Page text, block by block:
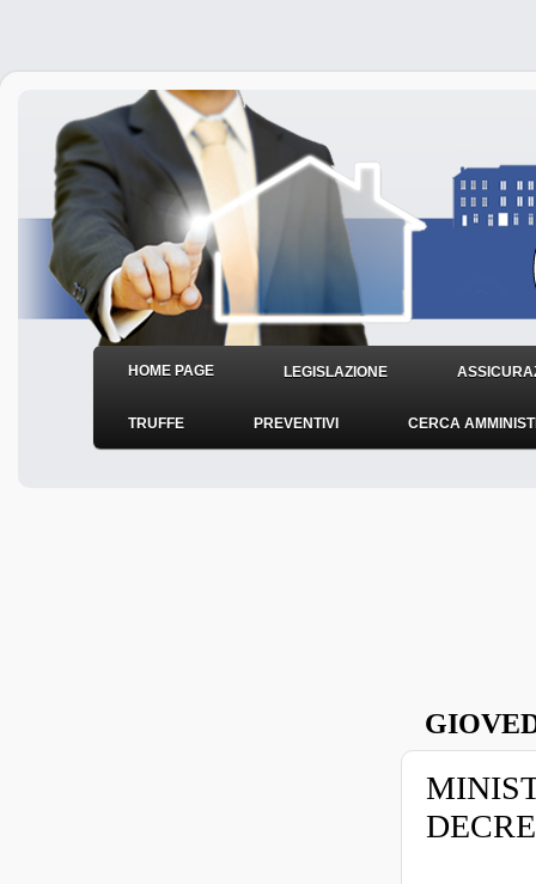
HOME PAGE LEGISLAZIONE
TRUFFE PREVENTIVI CERCA